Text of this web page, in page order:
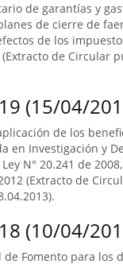
de garantías y
de cierre de
de los
de Circular
(15/04/
de los
en Investigación y
N° 20.241 de
(Extracto de
(10/04/
de Fomento para los